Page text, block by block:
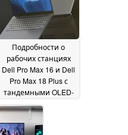
Подробности о
рабочих станциях
Dell Pro Max 16 и Dell
Pro Max 18 Plus с
тандемными OLED-
дисплеями и
оперативной
памятью CAMM2